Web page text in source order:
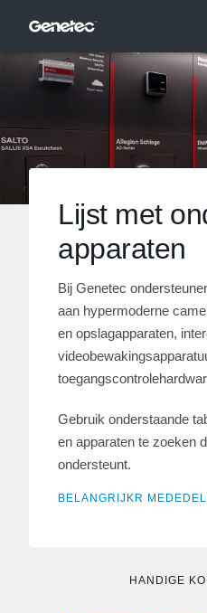
Lijst met
apparaten
Bij Genetec
aan hypermoderne
en opslagapparaten,
Gebruik onderstaande
en apparaten te zoeken
ondersteunt.
BELANGRIJKR
HANDIGE